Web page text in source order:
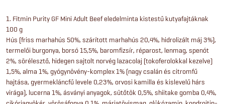
1. Fitmin Purity GF Mini Adult Beef eledelminta kistestű kutyafajtáknak
100 g
Hús (friss marhahús 50%, szárított marhahús 20,4%, hidrolizált máj 3%),
termelői burgonya, borsó 15,5%, baromfizsír, réparost, lenmag, spenót
2%, sörélesztő, hidegen sajtolt norvég lazacolaj (tokoferolokkal kezelve)
1,5%, alma 1%, gyógynövény-komplex 1% (nagy csalán és citromfű
hajtása, gyermekláncfű levele 0,23%, orvosi kamilla és kislevelű hárs
virága), lucerna 1%, ásványi anyagok, sütőtök 0,5%, shiitake gomba 0,4%,